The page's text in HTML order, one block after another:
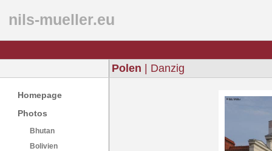
nils-mueller.eu
Polen | Danzig
Homepage
Photos
Bhutan
Bolivien